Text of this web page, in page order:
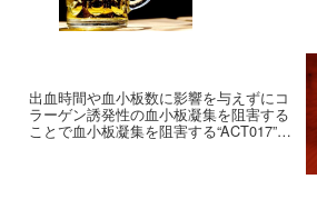
出血時間や血小板数に影響を与えずにコ
ラーゲン誘発性の血小板凝集を阻害する
ことで血小板凝集を阻害する“ACT017”に